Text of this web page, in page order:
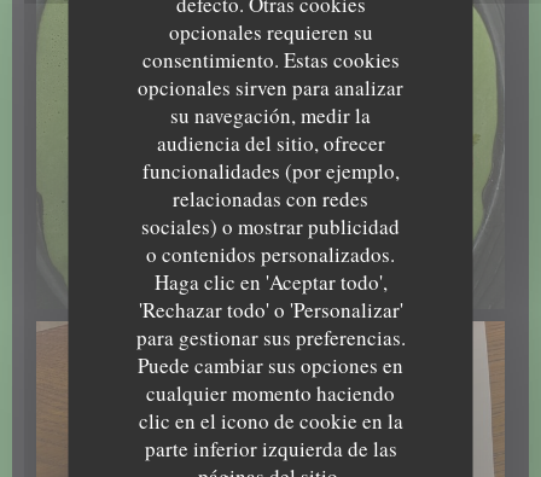
opcionales requieren su
consentimiento. Estas cookies
opcionales sirven para analizar
su navegación, medir la
audiencia del sitio, ofrecer
funcionalidades (por ejemplo,
relacionadas con redes
sociales) o mostrar publicidad
o contenidos personalizados.
Haga clic en 'Aceptar todo',
'Rechazar todo' o 'Personalizar'
para gestionar sus preferencias.
Puede cambiar sus opciones en
cualquier momento haciendo
clic en el icono de cookie en la
parte inferior izquierda de las